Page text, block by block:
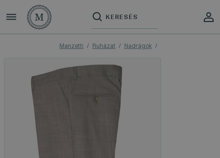
Manzetti Ruházat Nadrágok